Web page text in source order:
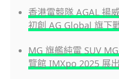
香港電競隊 AGAL 揚
初創 AG Global 旗下
MG 旗艦純電 SUV
覽館 IMXpo 2025 展